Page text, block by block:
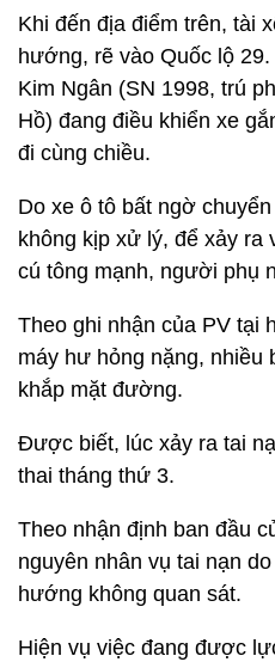
Khi đến địa điểm trên, tài
hướng, rẽ vào Quốc lộ
Kim Ngân (SN 1998, trú
Hồ) đang điều khiển xe
đi cùng chiều.
Do xe ô tô bất ngờ
không kịp xử lý, để xảy ra
cú tông mạnh, người phụ
Theo ghi nhận của PV tại
máy hư hỏng nặng, nhiều
khắp mặt đường.
Được biết, lúc xảy ra tai
thai tháng thứ 3.
Theo nhận định ban đầu
nguyên nhân vụ tai nạn
hướng không quan sát.
Hiện vụ việc đang được